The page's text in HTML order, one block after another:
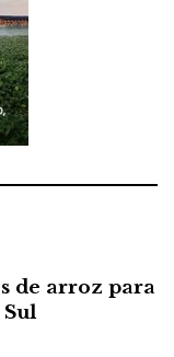
de arroz para
Sul